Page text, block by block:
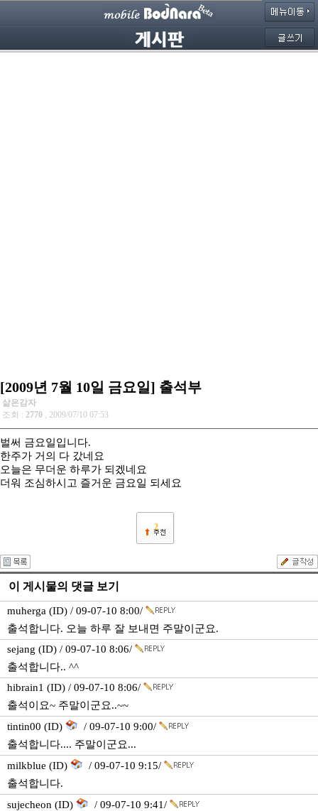
[2009년 7월 10일 금요일] 출석부
삶은감자
조회 : 2770 , 2009/07/10 07:53
벌써 금요일입니다.
한주가 거의 다 갔네요
오늘은 무더운 하루가 되겠네요
더워 조심하시고 즐거운 금요일 되세요
2
이 게시물의 댓글 보기
muherga (ID) / 09-07-10 8:00/
출석합니다. 오늘 하루 잘 보내면 주말이군요.
sejang (ID) / 09-07-10 8:06/
출석합니다.. ^^
hibrain1 (ID) / 09-07-10 8:06/
출석이요~ 주말이군요..~~
tintin00 (ID)
/ 09-07-10 9:00/
출석합니다.... 주말이군요...
milkblue (ID)
/ 09-07-10 9:15/
출석합니다.
sujecheon (ID)
/ 09-07-10 9:41/